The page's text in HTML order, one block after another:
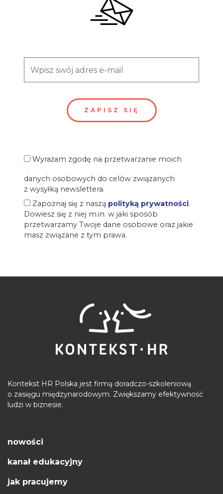
Wyrażam zgodę na przetwarzanie moich
danych osobowych do celów związanych
z wysyłką newslettera.
Zapoznaj się z naszą polityką prywatności.
Dowiesz się z niej m.in. w jaki sposób
przetwarzamy Twoje dane osobowe oraz jakie
masz związane z tym prawa.
Kontekst HR Polska jest firmą doradczo-szkoleniową
o zasięgu międzynarodowym. Zwiększamy efektywność
ludzi w biznesie.
nowości
kanał edukacyjny
jak pracujemy